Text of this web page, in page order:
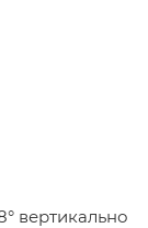
вертикально